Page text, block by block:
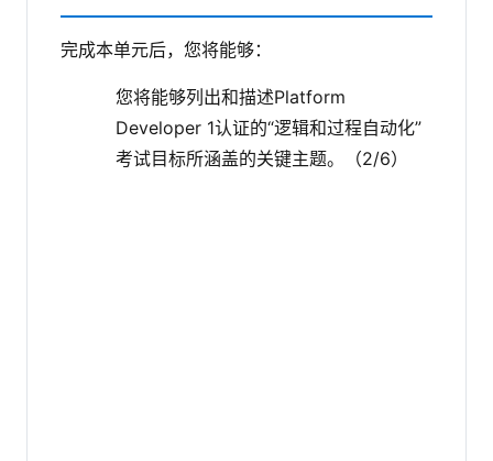
完成本单元后，您将能够：
您将能够列出和描述Platform
Developer 1认证的“逻辑和过程自动化”
考试目标所涵盖的关键主题。（2/6）